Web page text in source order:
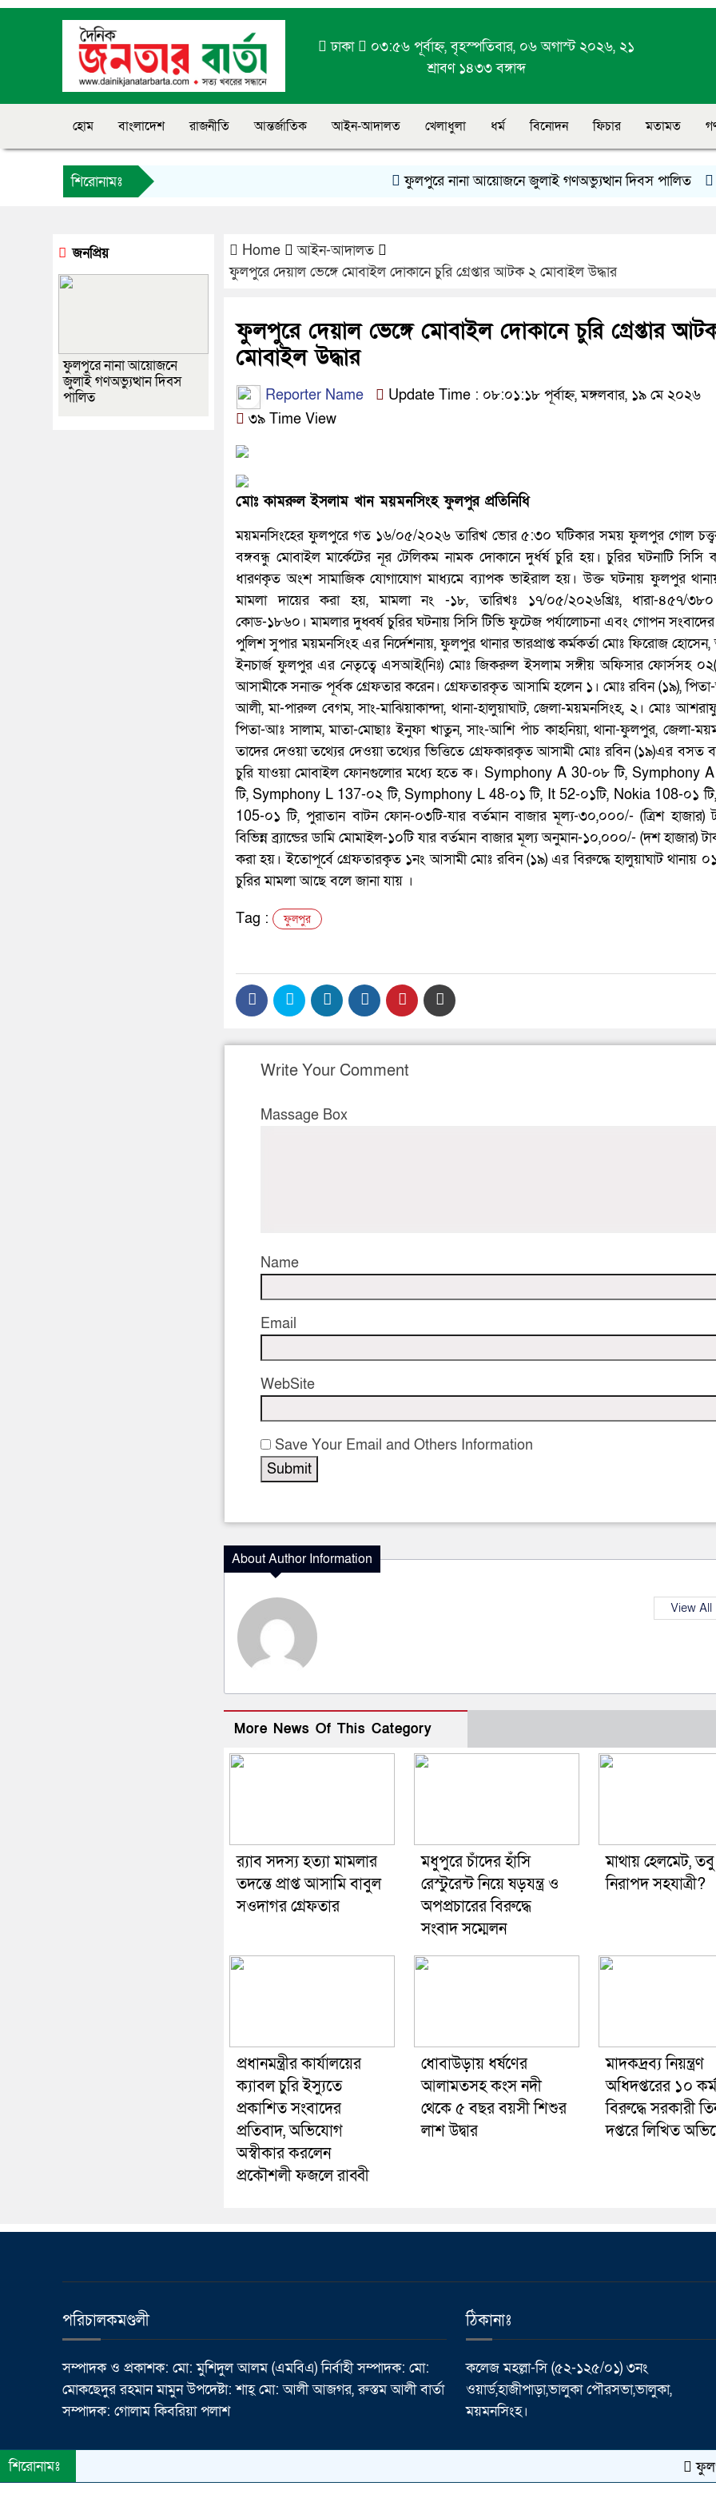
ঢাকা
০৩:৫৬ পূর্বাহ্ন, বৃহস্পতিবার, ০৬ অগাস্ট ২০২৬, ২১
শ্রাবণ ১৪৩৩ বঙ্গাব্দ
হোম বাংলাদেশ রাজনীতি আন্তর্জাতিক আইন-আদালত খেলাধুলা ধর্ম বিনোদন ফিচার মতামত
শিরোনামঃ ফুলপুরে নানা আয়োজনে জুলাই গণঅভ্যুত্থান দিবস পালিত
Home
আইন-আদালত
ফুলপুরে দেয়াল ভেঙ্গে মোবাইল দোকানে চুরি গ্রেপ্তার আটক ২ মোবাইল উদ্ধার
ফুলপুরে দেয়াল ভেঙ্গে মোবাইল দোকানে চুরি গ্রেপ্তার
মোবাইল উদ্ধার
Reporter Name
Update Time : ০৮:০১:১৮ পূর্বাহ্ন, মঙ্গলবার, ১৯ মে ২০২৬
৩৯ Time View
মোঃ কামরুল ইসলাম খান ময়মনসিংহ ফুলপুর প্রতিনিধি
ময়মনসিংহের ফুলপুরে গত ১৬/০৫/২০২৬ তারিখ ভোর ৫:৩০ ঘটিকার সময় ফুলপুর গোল
বঙ্গবন্ধু মোবাইল মার্কেটের নূর টেলিকম নামক দোকানে দুর্ধর্ষ চুরি হয়। চুরির ঘটনাটি সিসি
ধারণকৃত অংশ সামাজিক যোগাযোগ মাধ্যমে ব্যাপক ভাইরাল হয়। উক্ত ঘটনায় ফুলপুর
মামলা দায়ের করা হয়, মামলা নং -১৮, তারিখঃ ১৭/০৫/২০২৬খ্রিঃ, ধারা-৪৫৭/
কোড-১৮৬০। মামলার দুধ্বর্ষ চুরির ঘটনায় সিসি টিভি ফুটেজ পর্যালোচনা এবং গোপন সংবাদের
পুলিশ সুপার ময়মনসিংহ এর নির্দেশনায়, ফুলপুর থানার ভারপ্রাপ্ত কর্মকর্তা মোঃ ফিরোজ
ইনচার্জ ফুলপুর এর নেতৃত্বে এসআই(নিঃ) মোঃ জিকরুল ইসলাম সঙ্গীয় অফিসার ফোর্সসহ
আসামীকে সনাক্ত পূর্বক গ্রেফতার করেন। গ্রেফতারকৃত আসামি হলেন ১। মোঃ রবিন (১৯),
আলী, মা-পারুল বেগম, সাং-মাঝিয়াকান্দা, থানা-হালুয়াঘাট, জেলা-ময়মনসিংহ, ২। মোঃ
পিতা-আঃ সালাম, মাতা-মোছাঃ ইনুফা খাতুন, সাং-আশি পাঁচ কাহনিয়া, থানা-ফুলপুর, জেলা-
তাদের দেওয়া তথ্যের দেওয়া তথ্যের ভিত্তিতে গ্রেফকারকৃত আসামী মোঃ রবিন (১৯)এর বসত
চুরি যাওয়া মোবাইল ফোনগুলোর মধ্যে হতে ক। Symphony A 30-০৮ টি, Symphony
টি, Symphony L 137-০২ টি, Symphony L 48-০১ টি, It 52-০১টি, Nokia 108-০১
105-০১ টি, পুরাতান বাটন ফোন-০৩টি-যার বর্তমান বাজার মূল্য-৩০,০০০/- (ত্রিশ হাজার)
বিভিন্ন ব্র্যান্ডের ডামি মোমাইল-১০টি যার বর্তমান বাজার মূল্য অনুমান-১০,০০০/- (দশ হাজার)
করা হয়। ইতোপূর্বে গ্রেফতারকৃত ১নং আসামী মোঃ রবিন (১৯) এর বিরুদ্ধে হালুয়াঘাট থানায়
চুরির মামলা আছে বলে জানা যায় ।
Tag : ফুলপুর
Write Your Comment
Massage Box
Name
Email
WebSite
Save Your Email and Others Information
About Author Information
View All
More News Of This Category
র‌্যাব সদস্য হত্যা মামলার
তদন্তে প্রাপ্ত আসামি বাবুল
সওদাগর গ্রেফতার
মধুপুরে চাঁদের হাঁসি
রেস্টুরেন্ট নিয়ে ষড়যন্ত্র ও
অপপ্রচারের বিরুদ্ধে
সংবাদ সম্মেলন
মাথায় হেলমেট,
নিরাপদ সহযাত্রী?
প্রধানমন্ত্রীর কার্যালয়ের
ক্যাবল চুরি ইস্যুতে
প্রকাশিত সংবাদের
প্রতিবাদ, অভিযোগ
অস্বীকার করলেন
প্রকৌশলী ফজলে রাব্বী
ধোবাউড়ায় ধর্ষণের
আলামতসহ কংস নদী
থেকে ৫ বছর বয়সী শিশুর
লাশ উদ্বার
মাদকদ্রব্য নিয়ন্ত্রণ
অধিদপ্তরের ১০
বিরুদ্ধে সরকারী
দপ্তরে লিখিত
জনপ্রিয়
ফুলপুরে নানা আয়োজনে
জুলাই গণঅভ্যুত্থান দিবস
পালিত
পরিচালকমণ্ডলী
সম্পাদক ও প্রকাশক: মো: মুশিদুল আলম (এমবিএ) নির্বাহী সম্পাদক: মো:
মোকছেদুর রহমান মামুন উপদেষ্টা: শাহ্ মো: আলী আজগর, রুস্তম আলী বার্তা
সম্পাদক: গোলাম কিবরিয়া পলাশ
ঠিকানাঃ
কলেজ মহল্লা-সি (৫২-১২৫/০১) ৩নং
ওয়ার্ড,হাজীপাড়া,ভালুকা পৌরসভা,ভালুকা,
ময়মনসিংহ।
© All rights reserved © Dainik Janatar Barta
শিরোনামঃ ফুলপুরে